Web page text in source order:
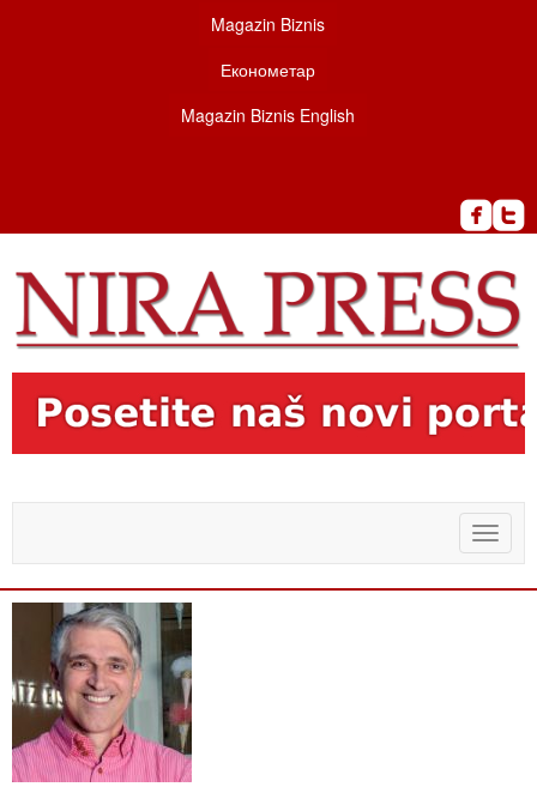
Magazin Biznis
Економетар
Magazin Biznis English
Toggle